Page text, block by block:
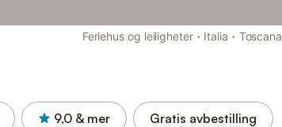
Feriehus og leiligheter · Italia · Toscana
9,0 & mer Gratis avbestilling